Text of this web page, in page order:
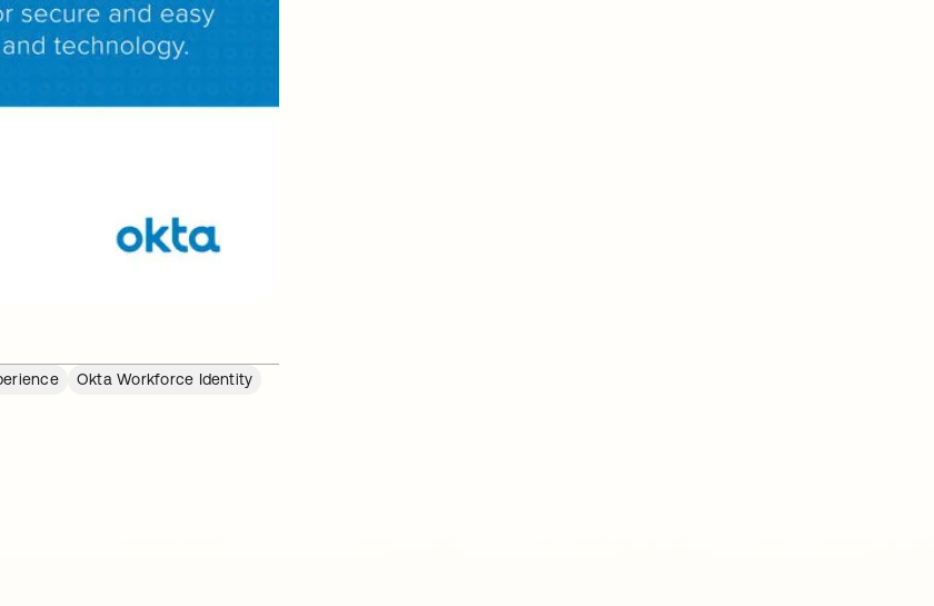
Okta Workforce Identity